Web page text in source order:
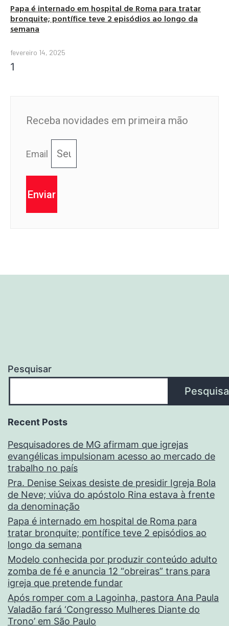
Papa é internado em hospital de Roma para tratar
bronquite; pontífice teve 2 episódios ao longo da
semana
fevereiro 14, 2025
Receba novidades em primeira mão
Email
Enviar
Pesquisar
Recent Posts
Pesquisadores de MG afirmam que igrejas
evangélicas impulsionam acesso ao mercado de
trabalho no país
Pra. Denise Seixas desiste de presidir Igreja Bola
de Neve; viúva do apóstolo Rina estava à frente
da denominação
Papa é internado em hospital de Roma para
tratar bronquite; pontífice teve 2 episódios ao
longo da semana
Modelo conhecida por produzir conteúdo adulto
zomba de fé e anuncia 12 “obreiras” trans para
igreja que pretende fundar
Após romper com a Lagoinha, pastora Ana Paula
Valadão fará ‘Congresso Mulheres Diante do
Trono’ em São Paulo